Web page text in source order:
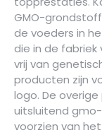
GMO-
de voeders in
die in de fabriek
vrij van
producten zijn
logo. De
uitsluitend
voorzien van